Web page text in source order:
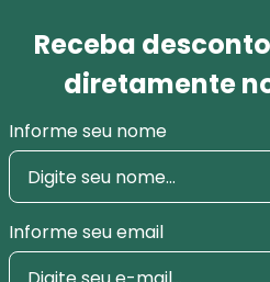
Receba
diretamente
Informe seu nome
Informe seu email